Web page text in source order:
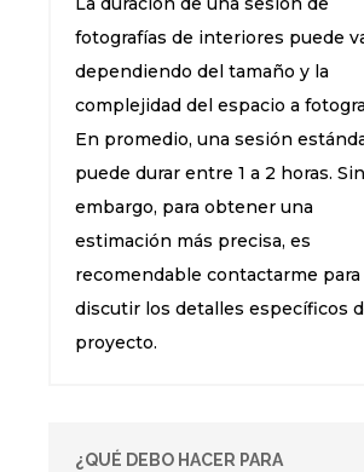
fotografías de interiores puede
dependiendo del tamaño y la
complejidad del espacio a
En promedio, una sesión
puede durar entre 1 a 2 horas. Sin
embargo, para obtener una
estimación más precisa, es
recomendable contactarme para
discutir los detalles específicos
proyecto.
¿QUÉ DEBO HACER PARA